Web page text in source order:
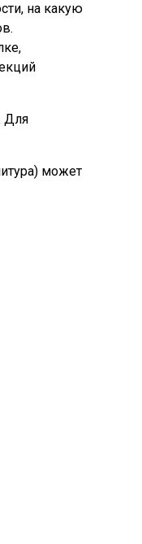
на какую
Для
может